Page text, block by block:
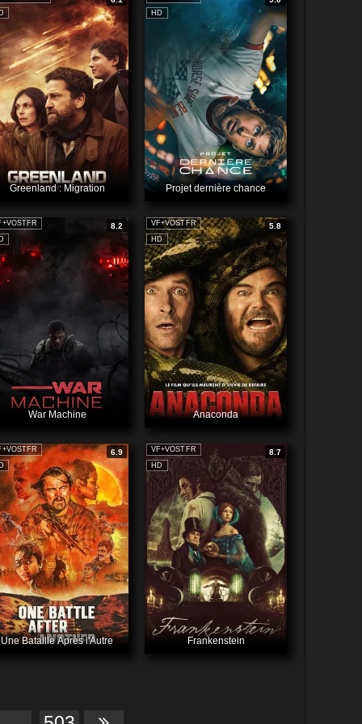
Greenland : Migration
HD
Projet dernière chance
8.2
War Machine
HD
VF+VOSTFR 5.8
Anaconda
6.9
Une Bataille Après l'Autre
HD
VF+VOSTFR 8.7
Frankenstein